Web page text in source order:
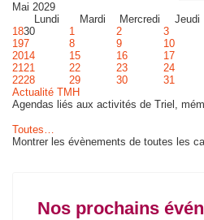
Mai 2029
Lundi
Mardi Mercredi Jeudi
1830 1 2 3
197 8 9 10
2014 15 16 17
2121 22 23 24
2228 29 30 31
Actualité TMH
Agendas liés aux activités de Triel,
Toutes…
Montrer les évènements de toutes les
Nos prochains